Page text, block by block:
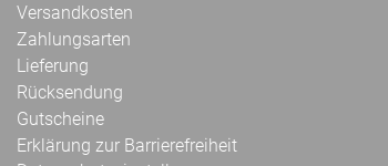
Versandkosten
Zahlungsarten
Lieferung
Rücksendung
Gutscheine
Erklärung zur Barrierefreiheit